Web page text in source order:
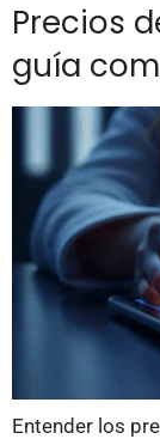
Precios
guía
Entender los